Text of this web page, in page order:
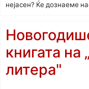
нејасен? Ќе дознаеме
книгата на
литера"